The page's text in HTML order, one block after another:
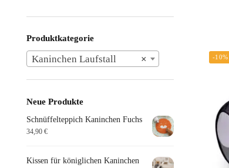
-10%
Produktkategorie
×
Kaninchen Laufstall
Neue Produkte
Schnüffelteppich Kaninchen Fuchs
34,90 €
Kissen für königlichen Kaninchen